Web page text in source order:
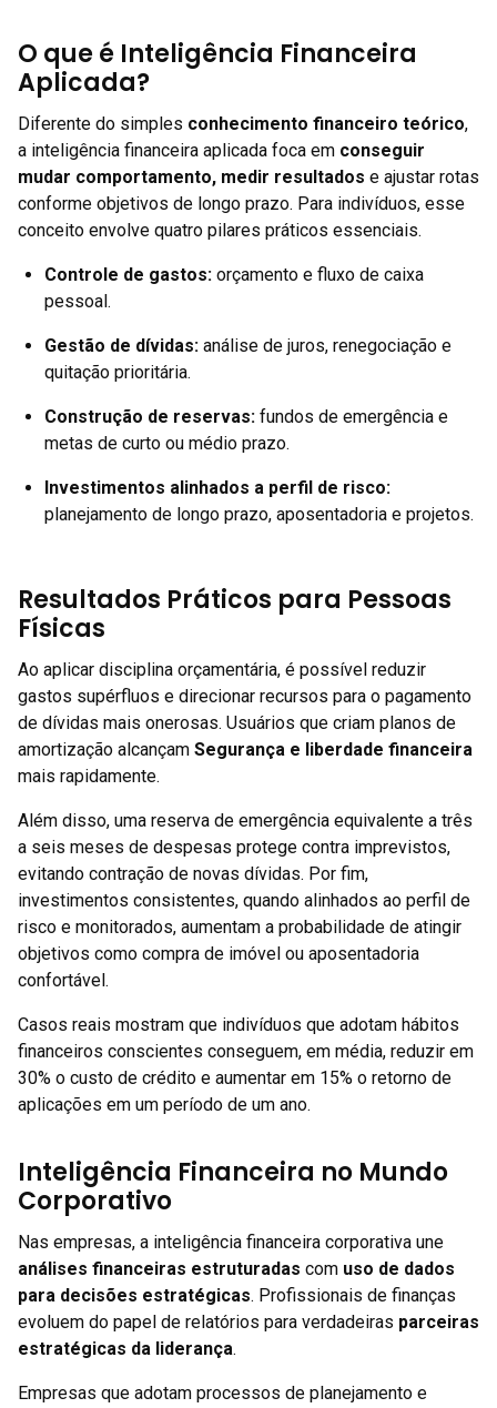
O que é Inteligência Financeira
Aplicada?
Diferente do simples conhecimento financeiro teórico,
a inteligência financeira aplicada foca em conseguir
mudar comportamento, medir resultados e ajustar rotas
conforme objetivos de longo prazo. Para indivíduos, esse
conceito envolve quatro pilares práticos essenciais.
Controle de gastos: orçamento e fluxo de caixa
pessoal.
Gestão de dívidas: análise de juros, renegociação e
quitação prioritária.
Construção de reservas: fundos de emergência e
metas de curto ou médio prazo.
Investimentos alinhados a perfil de risco:
planejamento de longo prazo, aposentadoria e projetos.
Resultados Práticos para Pessoas
Físicas
Ao aplicar disciplina orçamentária, é possível reduzir
gastos supérfluos e direcionar recursos para o pagamento
de dívidas mais onerosas. Usuários que criam planos de
amortização alcançam Segurança e liberdade financeira
mais rapidamente.
Além disso, uma reserva de emergência equivalente a três
a seis meses de despesas protege contra imprevistos,
evitando contração de novas dívidas. Por fim,
investimentos consistentes, quando alinhados ao perfil de
risco e monitorados, aumentam a probabilidade de atingir
objetivos como compra de imóvel ou aposentadoria
confortável.
Casos reais mostram que indivíduos que adotam hábitos
financeiros conscientes conseguem, em média, reduzir em
30% o custo de crédito e aumentar em 15% o retorno de
aplicações em um período de um ano.
Inteligência Financeira no Mundo
Corporativo
Nas empresas, a inteligência financeira corporativa une
análises financeiras estruturadas com uso de dados
para decisões estratégicas. Profissionais de finanças
evoluem do papel de relatórios para verdadeiras parceiras
estratégicas da liderança.
Empresas que adotam processos de planejamento e